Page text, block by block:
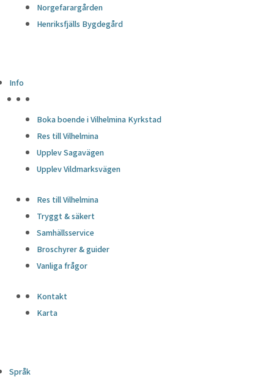
Norgefarargården
Henriksfjälls Bygdegård
Info
Boka boende i Vilhelmina Kyrkstad
Res till Vilhelmina
Upplev Sagavägen
Upplev Vildmarksvägen
Res till Vilhelmina
Tryggt & säkert
Samhällsservice
Broschyrer & guider
Vanliga frågor
Kontakt
Karta
Språk